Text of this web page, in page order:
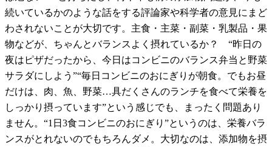
続いているかのような話をする評論家や科学者の意見にまど
わされないことが大切です。主食・主菜・副菜・乳製品・果
物などが、ちゃんとバランスよく摂れているか？ “昨日の
夜はピザだったから、今日はコンビニのバランス弁当と野菜
サラダにしよう”“毎日コンビニのおにぎりが朝食。でもお昼
だけは、肉、魚、野菜…具だくさんのランチを食べて栄養を
しっかり摂っています”という感じでも、まったく問題あり
ません。“1日3食コンビニのおにぎり”というのは、栄養バラ
ンスがとれないのでもちろんダメ。大切なのは、添加物を摂